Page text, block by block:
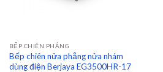
BẾP CHIÊN PHẲNG
Bếp chiên nửa phẳng nửa nhám
dùng điện Berjaya EG3500HR-17